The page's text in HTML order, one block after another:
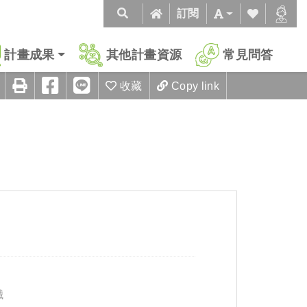
訂閱
計畫成果 其他計畫資源 常見問答
收藏 Copy link